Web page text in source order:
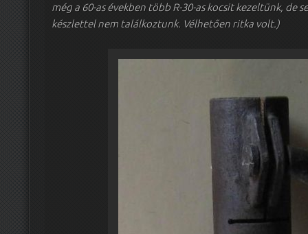
még a 60-as években több R-30-as kocsit kezeltünk, de
készlettel nem találkoztunk. Vélhetően ritka volt.)